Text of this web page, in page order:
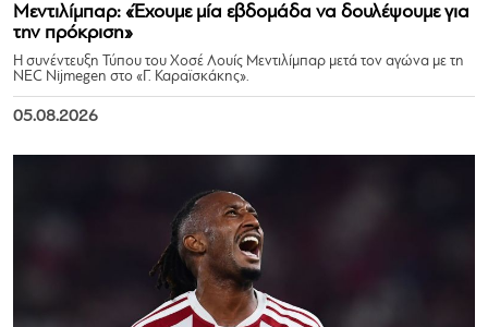
Μεντιλίμπαρ: «Έχουμε μία εβδομάδα να δουλέψουμε για
την πρόκριση»
Η συνέντευξη Τύπου του Χοσέ Λουίς Μεντιλίμπαρ μετά τον αγώνα με τη
NEC Nijmegen στο «Γ. Καραϊσκάκης».
05.08.2026